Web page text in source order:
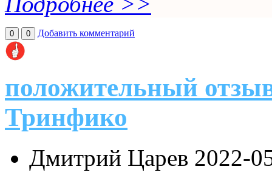
0 0 Добавить комментарий
положительный
Тринфико
Дмитрий Царев 2022-